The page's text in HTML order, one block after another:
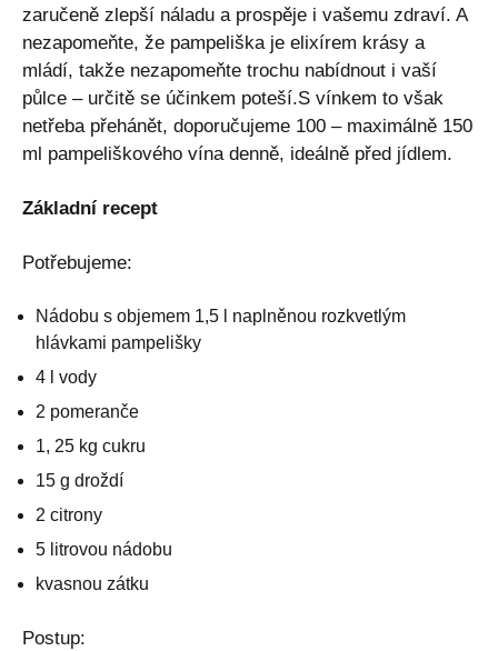
zaručeně zlepší náladu a prospěje i vašemu zdraví. A
nezapomeňte, že pampeliška je elixírem krásy a
mládí, takže nezapomeňte trochu nabídnout i vaší
půlce – určitě se účinkem poteší.S vínkem to však
netřeba přehánět, doporučujeme 100 – maximálně 150
ml pampeliškového vína denně, ideálně před jídlem.
Základní recept
Potřebujeme:
Nádobu s objemem 1,5 l naplněnou rozkvetlým
hlávkami pampelišky
4 l vody
2 pomeranče
1, 25 kg cukru
15 g droždí
2 citrony
5 litrovou nádobu
kvasnou zátku
Postup: